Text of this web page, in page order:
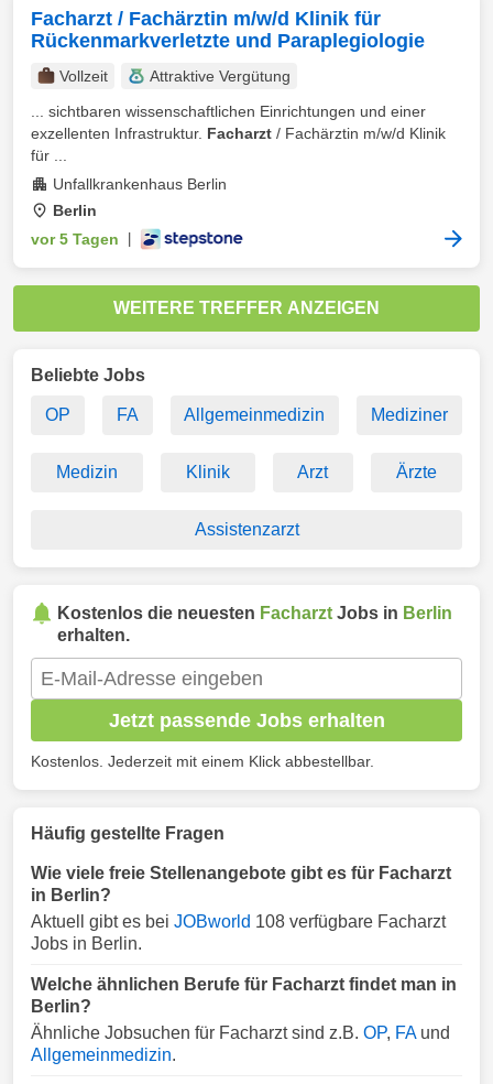
Facharzt / Fachärztin m/w/d Klinik für
Rückenmarkverletzte und Paraplegiologie
Vollzeit
Attraktive Vergütung
... sichtbaren wissenschaftlichen Einrichtungen und einer
exzellenten Infrastruktur. Facharzt / Fachärztin m/w/d Klinik
für ...
Unfallkrankenhaus Berlin
Berlin
vor 5 Tagen
WEITERE TREFFER ANZEIGEN
Beliebte Jobs
OP FA Allgemeinmedizin Mediziner
Medizin Klinik Arzt Ärzte
Assistenzarzt
Kostenlos die neuesten Facharzt Jobs in Berlin
erhalten.
Jetzt passende Jobs erhalten
Kostenlos. Jederzeit mit einem Klick abbestellbar.
Häufig gestellte Fragen
Wie viele freie Stellenangebote gibt es für Facharzt
in Berlin?
Aktuell gibt es bei JOBworld 108 verfügbare Facharzt
Jobs in Berlin.
Welche ähnlichen Berufe für Facharzt findet man in
Berlin?
Ähnliche Jobsuchen für Facharzt sind z.B. OP, FAund
Allgemeinmedizin.